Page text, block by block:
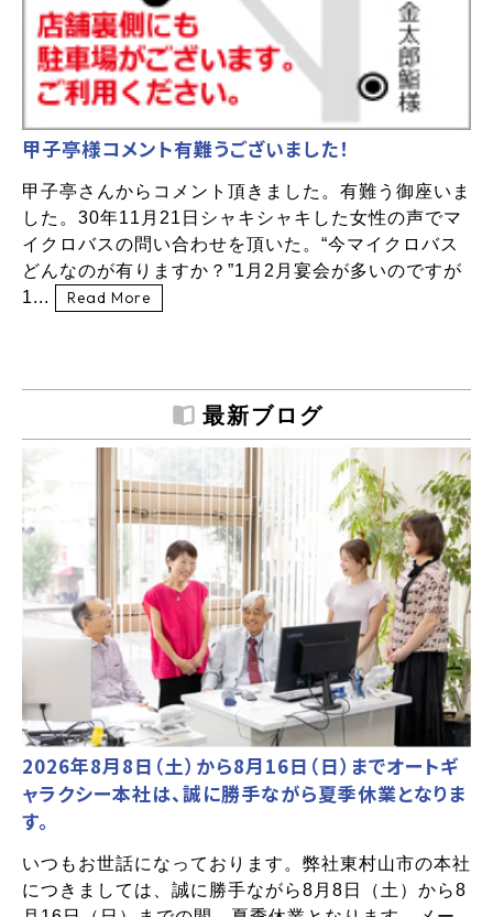
甲子亭様コメント有難うございました！
甲子亭さんからコメント頂きました。有難う御座いま
した。30年11月21日シャキシャキした女性の声でマ
イクロバスの問い合わせを頂いた。“今マイクロバス
どんなのが有りますか？”1月2月宴会が多いのですが
1...
Read More
最新ブログ
2026年8月8日（土）から8月16日（日）までオートギ
ャラクシー本社は、誠に勝手ながら夏季休業となりま
す。
いつもお世話になっております。弊社東村山市の本社
につきましては、誠に勝手ながら8月8日（土）から8